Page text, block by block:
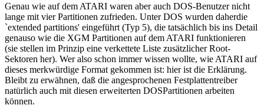
Genau wie auf dem ATARI waren aber auch DOS-Benutzer nicht
lange mit vier Partitionen zufrieden. Unter DOS wurden daherdie
`extended partitions' eingeführt (Typ 5), die tatsächlich bis ins Detail
genauso wie die XGM Partitionen auf dem ATARI funktionieren
(sie stellen im Prinzip eine verkettete Liste zusätzlicher Root-
Sektoren her). Wer also schon immer wissen wollte, wie ATARI auf
dieses merkwürdige Format gekommen ist: hier ist die Erklärung.
Bleibt zu erwähnen, daß die angesprochenen Festplattentreiber
natürlich auch mit diesen erweiterten DOSPartitionen arbeiten
können.